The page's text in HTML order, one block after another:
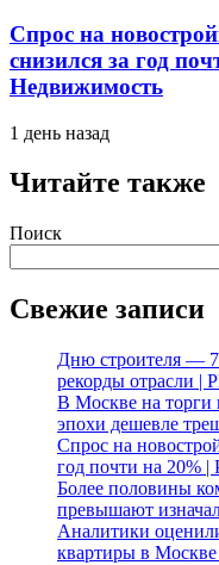
Спрос на
снизился за год
Недвижимость
1 день назад
Читайте также
Поиск
Свежие записи
Дню строителя —
рекорды отрасли |
В Москве на торги
эпохи дешевле
Спрос на
год почти на 20%
Более половины
превышают
Аналитики
квартиры в